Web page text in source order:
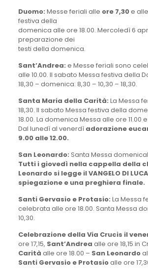
Duomo: Messe feriali alle ore 7,30e alle
festiva della
domenica alle ore 18.00. Mercoledì 6
preparazione dei
testi della domenica.
Sant’Andrea: e Messe feriali sono
alle 10.00. Il sabato Messa festiva della
18,30 – domenica: 8,30 – 10,30 – 18,30.
Santa Maria della Carità: La Messa
18,30. Il sabato Messa festiva della
18.00. La domenica Messa alle ore 11.00 e
Dal lunedì al venerdìadorazione
9.00 alle 12.00.
San Leonardo: Santa Messa
Tutti i giovedì nella cappella della
Leonardo si legge il VANGELO DI
spiegazione e una preghiera finale.
Santi Gervasio e Protasio: La Messa
celebrata alle ore 18.00. Santa Messa
10,30.
Celebrazione della Via Crucis il
ore 17,15, Sant’Andrea alle ore 18,15 in
Carità alle ore 18.00 – San Leonardo
Santi Gervasio e Protasioalle ore